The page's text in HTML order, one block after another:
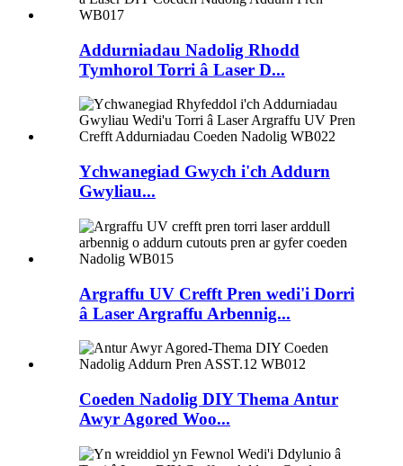
Addurniadau Nadolig Rhodd
Tymhorol Torri â Laser D...
Ychwanegiad Gwych i'ch Addurn
Gwyliau...
Argraffu UV Crefft Pren wedi'i Dorri
â Laser Argraffu Arbennig...
Coeden Nadolig DIY Thema Antur
Awyr Agored Woo...